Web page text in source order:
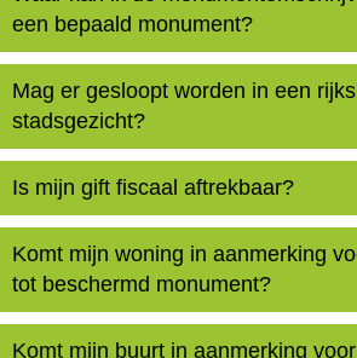
een bepaald monument?
Mag er gesloopt worden in een
stadsgezicht?
Is mijn gift fiscaal aftrekbaar?
Komt mijn woning in aanmerking
tot beschermd monument?
Komt mijn buurt in aanmerking